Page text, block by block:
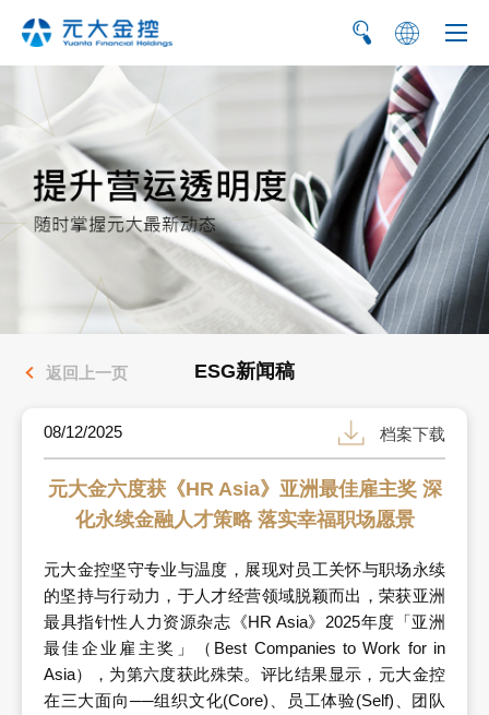
繁 EN
ESG新闻稿
返回上一页
档案下载
08/12/2025
元大金六度获《HR Asia》亚洲最佳雇主奖 深
化永续金融人才策略 落实幸福职场愿景
元大金控坚守专业与温度，展现对员工关怀与职场永续
的坚持与行动力，于人才经营领域脱颖而出，荣获亚洲
最具指针性人力资源杂志《HR Asia》2025年度「亚洲
最佳企业雇主奖」（Best Companies to Work for in
Asia），为第六度获此殊荣。评比结果显示，元大金控
在三大面向──组织文化(Core)、员工体验(Self)、团队